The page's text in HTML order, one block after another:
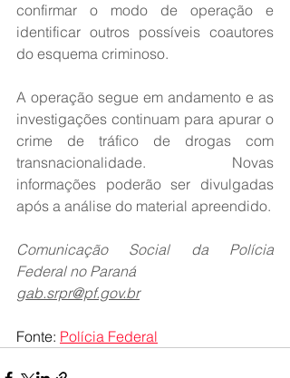
confirmar o modo de operação e
identificar outros possíveis coautores
do esquema criminoso.
A operação segue em andamento e as
investigações continuam para apurar o
crime de tráfico de drogas com
transnacionalidade. Novas
informações poderão ser divulgadas
após a análise do material apreendido.
Comunicação Social da Polícia
Federal no Paraná
gab.srpr@pf.gov.br
Fonte: Polícia Federal